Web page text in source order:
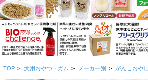
TOP > 犬用おやつ・ガム > メーカー別 > がんこおや